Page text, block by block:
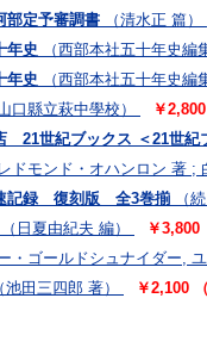
定予審調書 （清水正 篇）
年史
（西部本社五十年史編
年史
（西部本社五十年史編
山口縣立萩中學校）
￥
21世紀ブックス ＜21世紀
レドモンド・オハンロン 著 ;
記録 復刻版 全3巻揃
（
（日夏由紀夫 編）
￥3,800
・ゴールドシュナイダー,
（池田三四郎 著） ￥2,100